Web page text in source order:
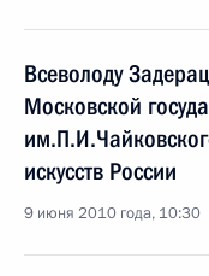
Всеволоду
Московской
искусств России
9 июня 2010 года, 10:30